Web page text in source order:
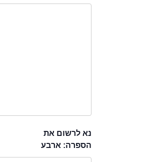
נא לרשום את
הספרה: ארבע